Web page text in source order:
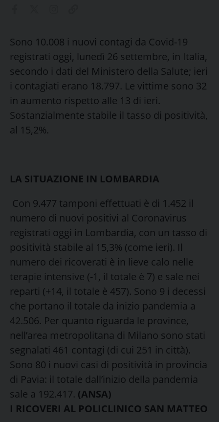
Sono 10.008 i nuovi contagi da Covid-19
registrati oggi, lunedì 26 settembre, in Italia,
secondo i dati del Ministero della Salute; ieri
i contagiati erano 18.797. Le vittime sono 32
in aumento rispetto alle 13 di ieri.
Sostanzialmente stabile il tasso di positività,
al 15,2%.
LA SITUAZIONE IN LOMBARDIA
Con 9.477 tamponi effettuati è di 1.452 il
numero di nuovi positivi al Coronavirus
registrati oggi in Lombardia, con un tasso di
positività stabile al 15,3% (come ieri). Il
numero dei ricoverati è in lieve calo nelle
terapie intensive (-1, il totale è 7) e sale nei
reparti (+14, il totale è 457). Sono 9 i decessi
che portano il totale da inizio pandemia a
42.506. Per quanto riguarda le province,
nell’area metropolitana di Milano sono stati
segnalati 461 contagi (di cui 251 in città).
Sono 80 i nuovi casi di positività in provincia
di Pavia: il totale dall’inizio della pandemia
sale a 192.417. (ANSA)
I RICOVERI AL POLICLINICO SAN MATTEO